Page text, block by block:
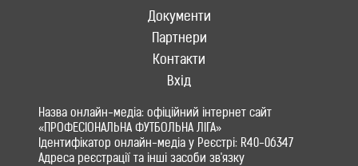
Документи
Партнери
Контакти
Вхід
Назва онлайн-медіа: офіційний інтернет сайт
«ПРОФЕСІОНАЛЬНА ФУТБОЛЬНА ЛІГА»
Ідентифікатор онлайн-медіа у Реєстрі: R40-06347
Адреса реєстрації та інші засоби зв'язку